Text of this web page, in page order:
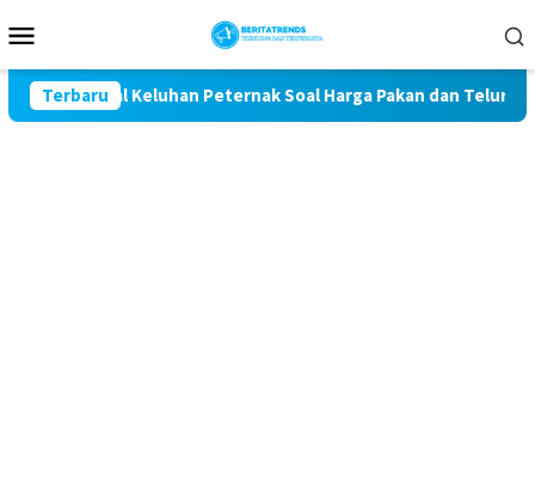
ke
Mobile
Terbaru
Kawal Keluhan Peternak Soal Harga Pakan dan Telur